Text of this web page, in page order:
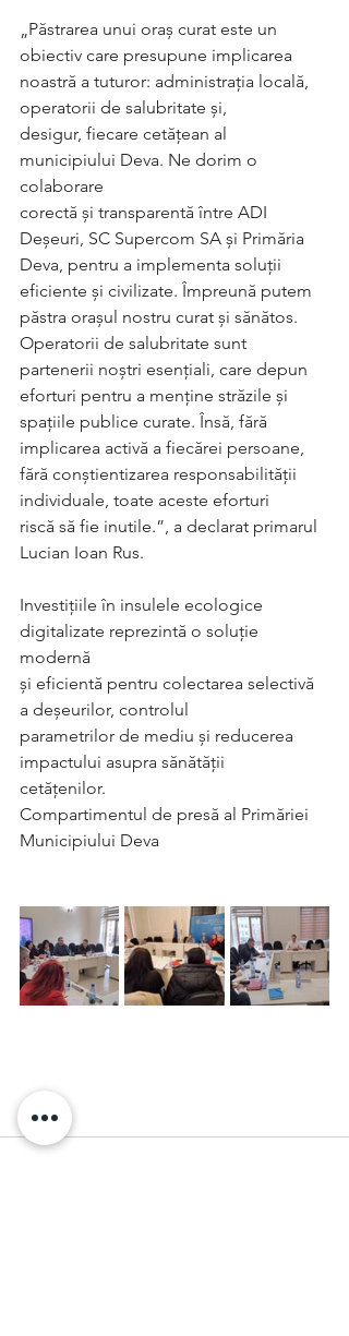
„Păstrarea unui oraș curat este un
obiectiv care presupune implicarea
noastră a tuturor: administrația locală,
operatorii de salubritate și,
desigur, fiecare cetățean al
municipiului Deva. Ne dorim o
colaborare
corectă și transparentă între ADI
Deșeuri, SC Supercom SA și Primăria
Deva, pentru a implementa soluții
eficiente și civilizate. Împreună putem
păstra orașul nostru curat și sănătos.
Operatorii de salubritate sunt
partenerii noștri esențiali, care depun
eforturi pentru a menține străzile și
spațiile publice curate. Însă, fără
implicarea activă a fiecărei persoane,
fără conștientizarea responsabilității
individuale, toate aceste eforturi
riscă să fie inutile.”, a declarat primarul
Lucian Ioan Rus.
Investițiile în insulele ecologice
digitalizate reprezintă o soluție
modernă
și eficientă pentru colectarea selectivă
a deșeurilor, controlul
parametrilor de mediu și reducerea
impactului asupra sănătății
cetățenilor.
Compartimentul de presă al Primăriei
Municipiului Deva